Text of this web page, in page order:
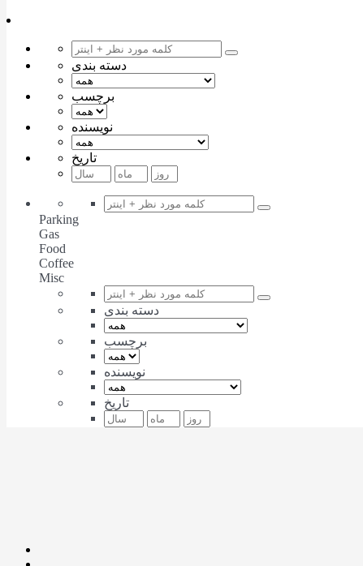
دسته بندی
برچسب
نویسنده
تاریخ
Parking
Gas
Food
Coffee
Misc
دسته بندی
برچسب
نویسنده
تاریخ